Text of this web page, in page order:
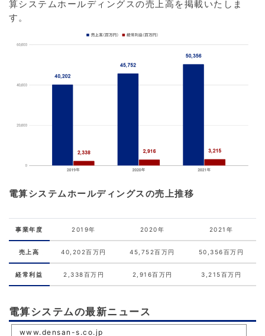
算システムホールディングスの売上高を掲載いたしま
す。
電算システムホールディングスの売上推移
事業年度 2019年 2020年 2021年
売上高 40,202百万円 45,752百万円 50,356百万円
経常利益 2,338百万円 2,916百万円 3,215百万円
電算システムの最新ニュース
www.densan-s.co.jp